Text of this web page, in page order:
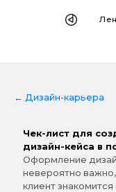
← Дизайн-карьера
Чек-лист для
дизайн-кейса в
Оформление
невероятно важно,
клиент знакомится